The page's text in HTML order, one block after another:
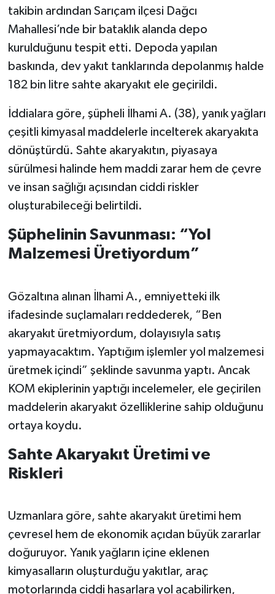
takibin ardından Sarıçam ilçesi Dağcı
Mahallesi’nde bir bataklık alanda depo
kurulduğunu tespit etti. Depoda yapılan
baskında, dev yakıt tanklarında depolanmış halde
182 bin litre sahte akaryakıt ele geçirildi.
İddialara göre, şüpheli İlhami A. (38), yanık yağları
çeşitli kimyasal maddelerle incelterek akaryakıta
dönüştürdü. Sahte akaryakıtın, piyasaya
sürülmesi halinde hem maddi zarar hem de çevre
ve insan sağlığı açısından ciddi riskler
oluşturabileceği belirtildi.
Şüphelinin Savunması: “Yol
Malzemesi Üretiyordum”
Gözaltına alınan İlhami A., emniyetteki ilk
ifadesinde suçlamaları reddederek, “Ben
akaryakıt üretmiyordum, dolayısıyla satış
yapmayacaktım. Yaptığım işlemler yol malzemesi
üretmek içindi” şeklinde savunma yaptı. Ancak
KOM ekiplerinin yaptığı incelemeler, ele geçirilen
maddelerin akaryakıt özelliklerine sahip olduğunu
ortaya koydu.
Sahte Akaryakıt Üretimi ve
Riskleri
Uzmanlara göre, sahte akaryakıt üretimi hem
çevresel hem de ekonomik açıdan büyük zararlar
doğuruyor. Yanık yağların içine eklenen
kimyasalların oluşturduğu yakıtlar, araç
motorlarında ciddi hasarlara yol açabilirken,